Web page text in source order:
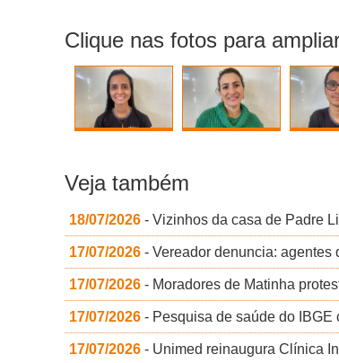
Clique nas fotos para
Veja também
18/07/2026 - Vizinhos da casa de Padre
17/07/2026 - Vereador denuncia:
17/07/2026 - Moradores de Matinha
17/07/2026 - Pesquisa de saúde do
17/07/2026 - Unimed reinaugura Clínica